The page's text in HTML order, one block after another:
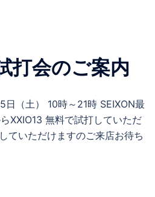
打会のご案内
（土） 10時～21時 SEIXON最
XXIO13 無料で試打していただ
ていただけますのご来店お待ち